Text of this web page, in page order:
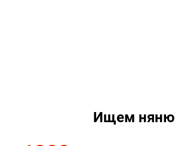
Ищем няню